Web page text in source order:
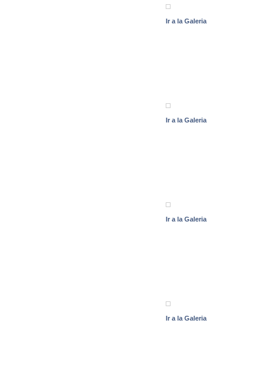
Ir a la Galeria
Ir a la Galeria
Ir a la Galeria
Ir a la Galeria